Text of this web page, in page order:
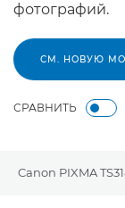
фотографий.
СМ. НОВУЮ
СРАВНИТЬ
Canon PIXMA